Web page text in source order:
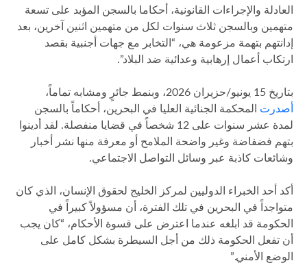
العادلة والإجراءات القانونية، أحكاما ‌بالسجن المؤبد على تسعة
متهمين وبالسجن ثلاث سنوات لكل من متهمين اثنين آخرين، بعد
إدانتهم بتهمة مزعومة هي، “​التخابر مع جهات أجنبية بقصد
ارتكاب أعمال إرهابية وعدائية ضد ⁠البلاد”.
بتاريخ 15 يونيو/حزيران 2026، وبنمط جائرٍ ومشابه تماماً،
أصدرت المحكمة الجنائية العليا في البحرين، أحكاماً بالسجن
لمدة عشر سنوات على 12 شخصاً في قضايا منفصلة. لقد أدينوا
بتهم فضفاضة وغير واضحة الملامح أو معرفة منها نشر أخبار
وشائعات كاذبة عبر وسائل التواصل الاجتماعي.
أكد أحد الخبراء الدوليين لمركز الخليج لحقوق الإنسان، الذي كان
متواجداً في البحرين في تلك الفترة، أن مسؤولاً كبيراً في
الحكومة قد ابلغه عندما اعترض على قسوة الأحكام، “كان يجب
أن تفعل الحكومة ذلك من أجل السيطرة بشكل كامل على
الوضع الأمني.”